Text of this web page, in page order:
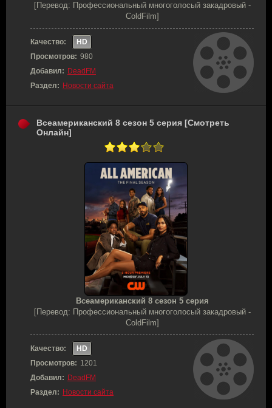
[Перевод: Профессиональный многоголосый закадровый -
ColdFilm]
Качество:
HD
Просмотров: 980
Добавил: DeadFM
Раздел: Новости сайта
Всеамериканский 8 сезон 5 серия [Смотреть
Онлайн]
Всеамериканский 8 сезон 5 серия
[Перевод: Профессиональный многоголосый закадровый -
ColdFilm]
Качество:
HD
Просмотров: 1201
Добавил: DeadFM
Раздел: Новости сайта